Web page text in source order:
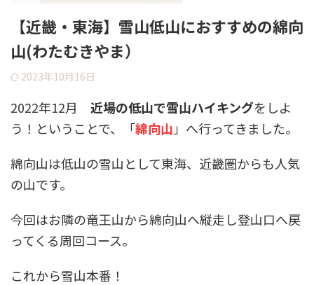
【近畿・東海】雪山低山におすすめの綿向
山(わたむきやま）
2023年10月16日
2022年12月 近場の低山で雪山ハイキングをしよ
う！ということで、「綿向山 」へ行ってきました。
綿向山は低山の雪山として東海、近畿圏からも人気
の山です。
今回はお隣の竜王山から綿向山へ縦走し登山口へ戻
ってくる周回コース。
これから雪山本番！